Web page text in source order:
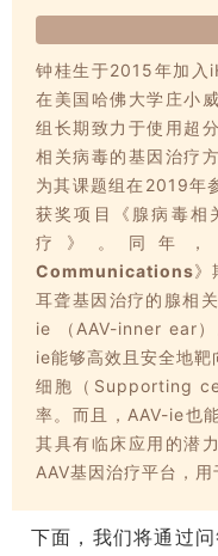
钟桂生于2015年加入
在美国哈佛大学庄小
组长期致力于使用超
相关病毒的基因治疗
为其课题组在2019年
获奖项目《腺病毒相
疗》。同年
Communications》
耳聋基因治疗的腺相
ie （AAV-inner ear
ie能够高效且安全地
细胞（Supporting
率。而且，AAV-ie也
其具有临床应用的潜
AAV基因治疗平台，用
下面，我们将通过